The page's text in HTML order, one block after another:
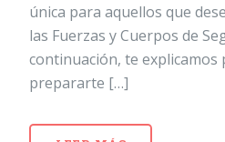
única para aquellos que
las Fuerzas y Cuerpos de
continuación, te explicamos
prepararte […]